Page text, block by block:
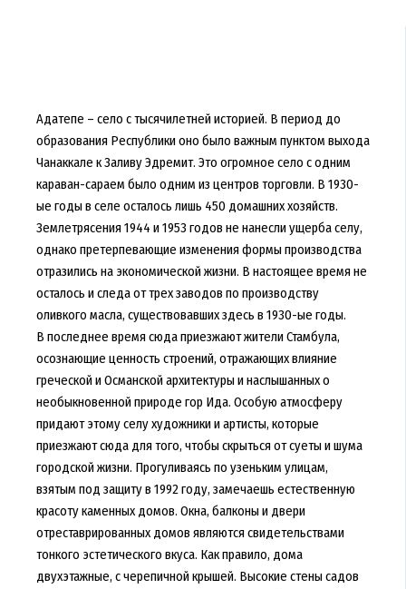
Адатепе – село с тысячилетней историей. В период до
образования Республики оно было важным пунктом выхода
Чанаккале к Заливу Эдремит. Это огромное село с одним
караван-сараем было одним из центров торговли. В 1930-
ые годы в селе осталось лишь 450 домашних хозяйств.
Землетрясения 1944 и 1953 годов не нанесли ущерба селу,
однако претерпевающие изменения формы производства
отразились на экономической жизни. В настоящее время не
осталось и следа от трех заводов по производству
оливкого масла, существовавших здесь в 1930-ые годы.
В последнее время сюда приезжают жители Стамбула,
осознающие ценность строений, отражающих влияние
греческой и Османской архитектуры и наслышанных о
необыкновенной природе гор Ида. Особую атмосферу
придают этому селу художники и артисты, которые
приезжают сюда для того, чтобы скрыться от суеты и шума
городской жизни. Прогуливаясь по узеньким улицам,
взятым под защиту в 1992 году, замечаешь естественную
красоту каменных домов. Окна, балконы и двери
отреставрированных домов являются свидетельствами
тонкого эстетического вкуса. Как правило, дома
двухэтажные, с черепичной крышей. Высокие стены садов